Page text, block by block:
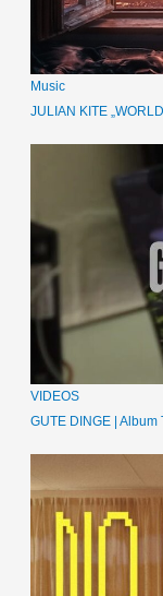
Music
JULIAN KITE
VIDEOS
GUTE DINGE | Album